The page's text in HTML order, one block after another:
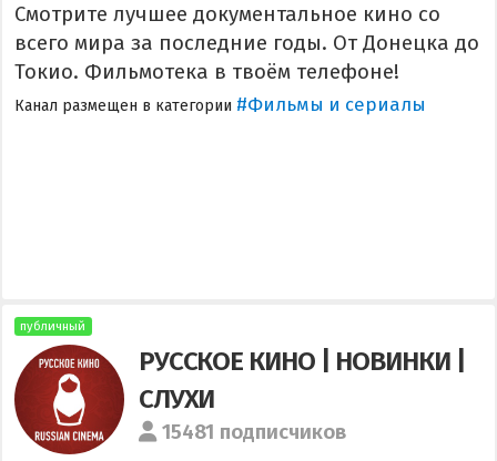
Смотрите лучшее документальное кино со
всего мира за последние годы. От Донецка до
Токио. Фильмотека в твоём телефоне!
Канал размещен в категории #Фильмы и сериалы
публичный
РУССКОЕ КИНО | НОВИНКИ |
СЛУХИ
15481 подписчиков